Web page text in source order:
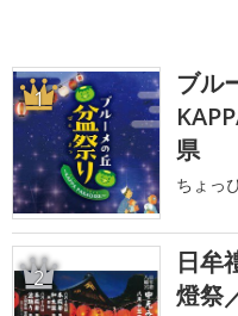
1
ブル
県
ちょっ
2
日牟
燈祭